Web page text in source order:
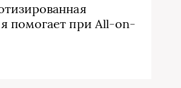
помогает при All-on-